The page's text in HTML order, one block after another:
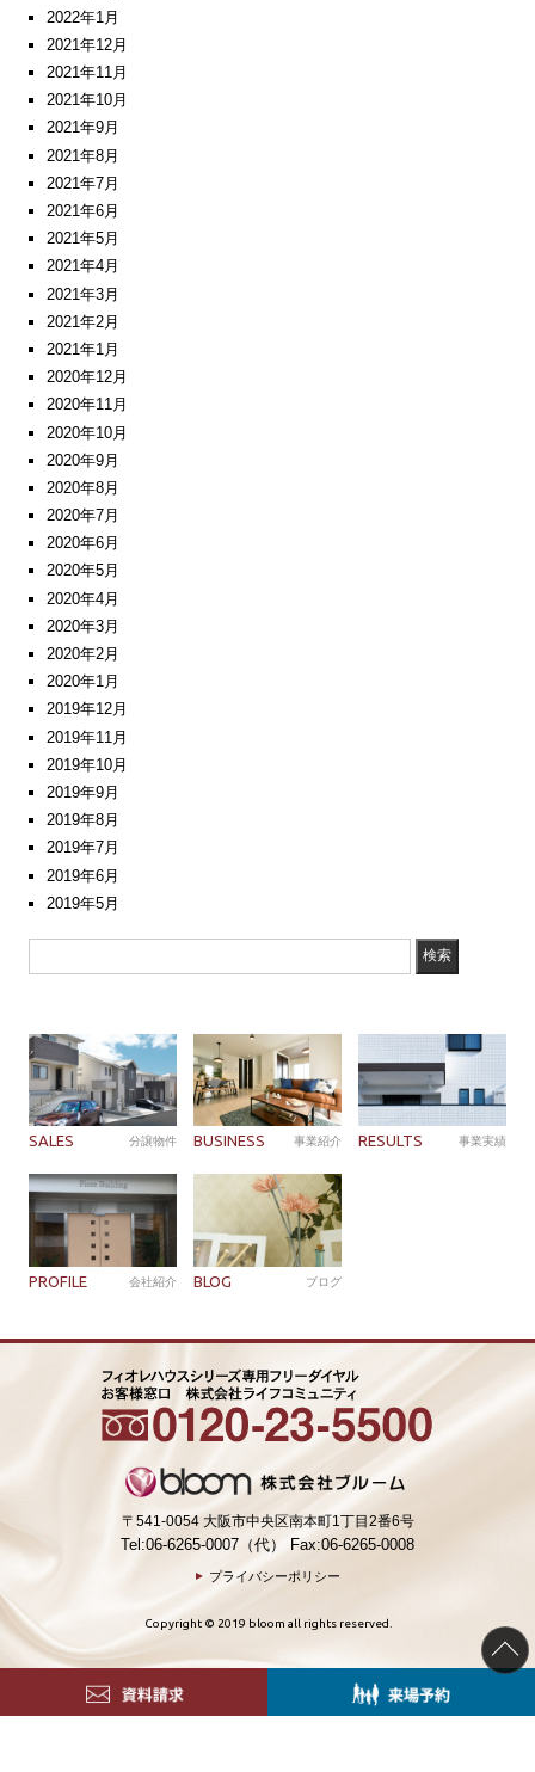
2022年1月
2021年12月
2021年11月
2021年10月
2021年9月
2021年8月
2021年7月
2021年6月
2021年5月
2021年4月
2021年3月
2021年2月
2021年1月
2020年12月
2020年11月
2020年10月
2020年9月
2020年8月
2020年7月
2020年6月
2020年5月
2020年4月
2020年3月
2020年2月
2020年1月
2019年12月
2019年11月
2019年10月
2019年9月
2019年8月
2019年7月
2019年6月
2019年5月
SALES 分譲物件 BUSINESS 事業紹介 RESULTS 事業実績
PROFILE 会社紹介 BLOG ブログ
〒541-0054 大阪市中央区南本町1丁目2番6号
Tel:06-6265-0007（代） Fax:06-6265-0008
プライバシーポリシー
Copyright © 2019 bloom all rights reserved.